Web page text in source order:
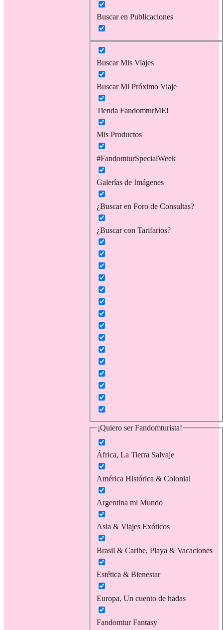
Buscar en Publicaciones
Buscar Mis Viajes
Buscar Mi Próximo Viaje
Tienda FandomturME!
Mis Productos
#FandomturSpecialWeek
Galerías de Imágenes
¿Buscar en Foro de Consultas?
¿Buscar con Tarifarios?
¡Quiero ser Fandomturista!
África, La Tierra Salvaje
América Histórica & Colonial
Argentina mi Mundo
Asia & Viajes Exóticos
Brasil & Caribe, Playa & Vacaciones
Estética & Bienestar
Europa, Un cuento de hadas
Fandomtur Fantasy